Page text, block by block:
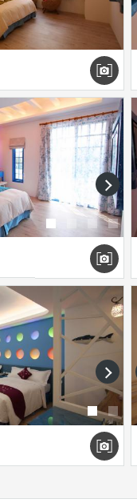
next
next